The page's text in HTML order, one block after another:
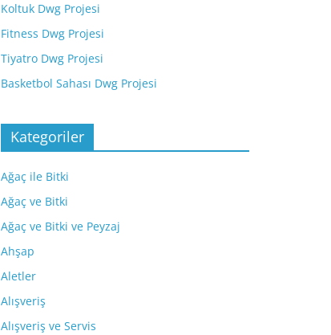
Koltuk Dwg Projesi
Fitness Dwg Projesi
Tiyatro Dwg Projesi
Basketbol Sahası Dwg Projesi
Kategoriler
Ağaç ile Bitki
Ağaç ve Bitki
Ağaç ve Bitki ve Peyzaj
Ahşap
Aletler
Alışveriş
Alışveriş ve Servis